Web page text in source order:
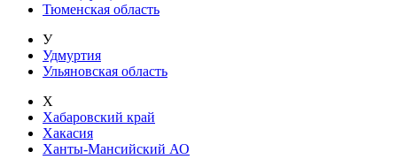
Тюменская область
У
Удмуртия
Ульяновская область
Х
Хабаровский край
Хакасия
Ханты-Мансийский АО